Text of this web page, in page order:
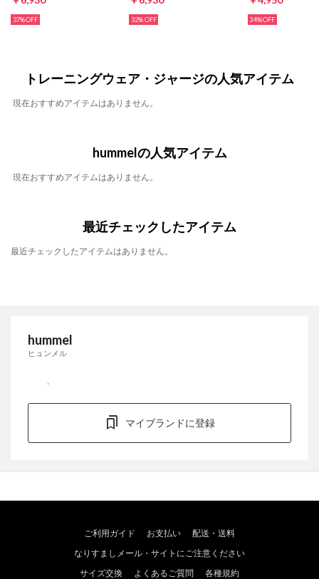
37% 32% 34%
トレーニングウェア・ジャージの人気アイテム
現在おすすめアイテムはありません。
hummelの人気アイテム
現在おすすめアイテムはありません。
最近チェックしたアイテム
最近チェックしたアイテムはありません。
hummel
ヒュンメル
マイブランドに登録
ご利用ガイド お支払い
配送・送料
なりすましメール・サイトにご注意ください
サイズ交換
よくあるご質問 各種規約